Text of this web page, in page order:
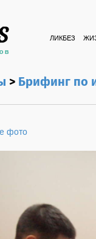
ЛИКБЕЗ
>Брифинг по
фото